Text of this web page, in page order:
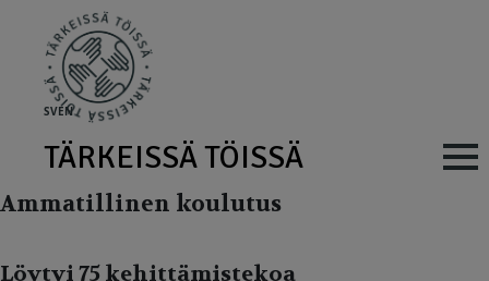
SVEN
TÄRKEISSÄ TÖISSÄ Main
Ammatillinen koulutus
Löytyi 75 kehittämistekoa